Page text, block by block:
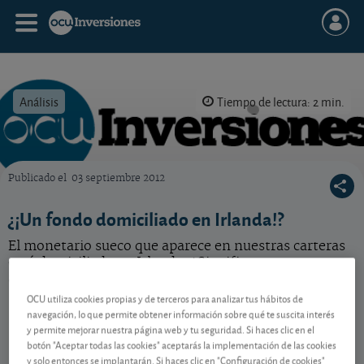
Análisis Tiempo de lectura: 2 min.
Publicado el 03 septiembre 2012
¿¡Un fondo domiciliado en Irlanda!?
El monetario sueco que aparece en nuestras carteras
está domiciliado en Irlanda. ¿Significa eso que
Contenido reservado a SOCIOS
OCU utiliza cookies propias y de terceros para analizar tus hábitos de
navegación, lo que permite obtener información sobre qué te suscita interés
y permite mejorar nuestra página web y tu seguridad. Si haces clic en el
botón "Aceptar todas las cookies" aceptarás la implementación de las cookies
y solo entonces se implantarán. Si haces clic en "Configuración de cookies"